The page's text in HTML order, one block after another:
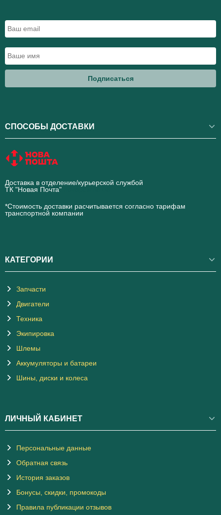
Подписаться
СПОСОБЫ ДОСТАВКИ
Доставка в отделение/курьерской службой
ТК "Новая Почта"
*Стоимость доставки расчитывается согласно тарифам
транспортной компании
КАТЕГОРИИ
Запчасти
Двигатели
Техника
Экипировка
Шлемы
Аккумуляторы и батареи
Шины, диски и колеса
ЛИЧНЫЙ КАБИНЕТ
Персональные данные
Обратная связь
История заказов
Бонусы, скидки, промокоды
Правила публикации отзывов